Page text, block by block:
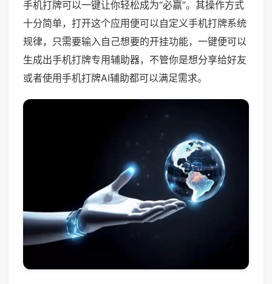
手机打牌可以一键让你轻松成为“必赢”。其操作方式
十分简单，打开这个应用便可以自定义手机打牌系统
规律，只需要输入自己想要的开挂功能，一键便可以
生成出手机打牌专用辅助器，不管你是想分享给好友
或者使用手机打牌AI辅助都可以满足需求。